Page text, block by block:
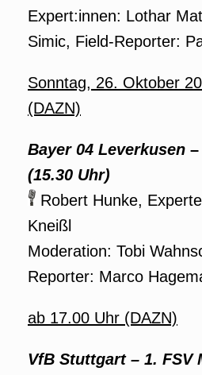
Expert:innen: Lothar
Simic, Field-Reporter:
Sonntag, 26. Oktober
(DAZN)
Bayer 04 Leverkusen –
(15.30 Uhr)
Robert Hunke,
Kneißl
Moderation: Tobi
Reporter: Marco
ab 17.00 Uhr (DAZN)
VfB Stuttgart – 1. FSV